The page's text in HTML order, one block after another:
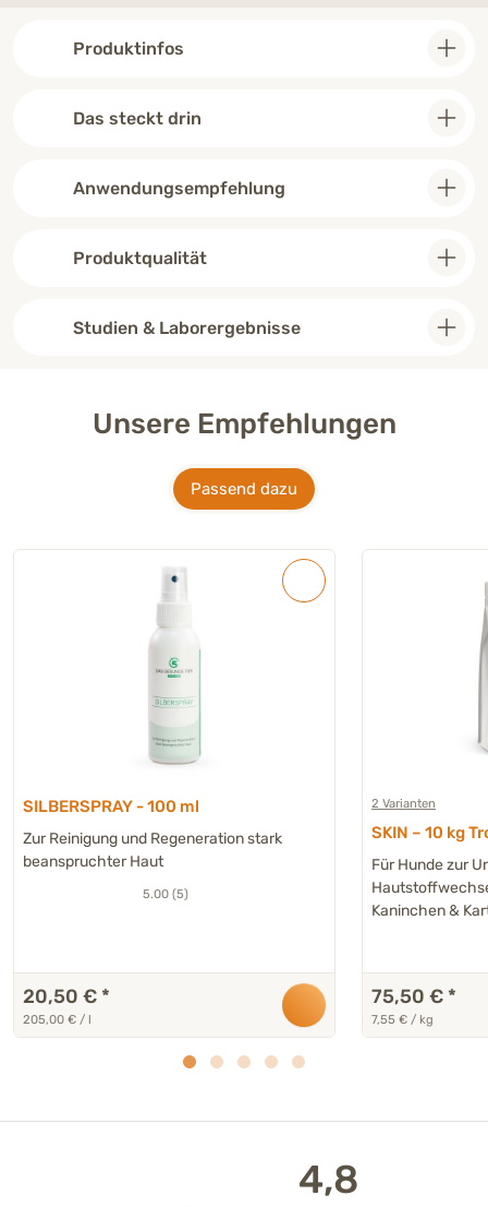
Produktinfos
Das steckt drin
Anwendungsempfehlung
Produktqualität
Studien & Laborergebnisse
Unsere Empfehlungen
Passend dazu
SILBERSPRAY - 100 ml
Zur Reinigung und Regeneration stark
beanspruchter Haut
5.00 (5)
20,50 € *
205,00 € / l
2 Varianten
SKIN – 10 kg
Für Hunde zur
Kaninchen &
75,50 € *
7,55 € / kg
4,8